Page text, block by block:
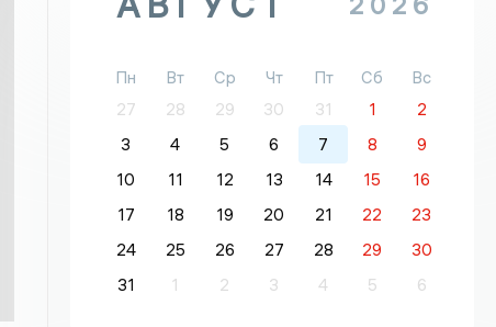
Пн Вт Ср Чт Пт Сб
Вс
27
28 29 30 31 1
2
3
4 5 6 7 8
9
10
11 12 13 14 15
16
17
18 19 20 21 22
23
24
25 26 27 28 29
30
31
1 2 3 4 5 6